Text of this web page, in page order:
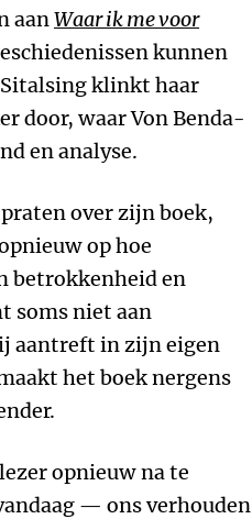
aanWaar ik me voor
kunnen
klinkt haar
door, waar Von Benda-
en analyse.
over zijn boek,
op hoe
betrokkenheid en
soms niet aan
aantreft in zijn eigen
het boek nergens
opnieuw na te
— ons verhouden